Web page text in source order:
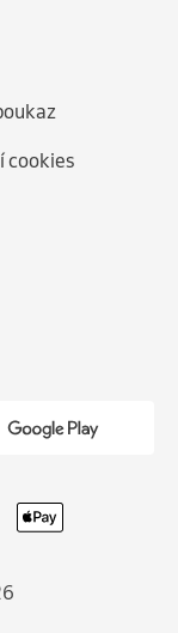
cookies